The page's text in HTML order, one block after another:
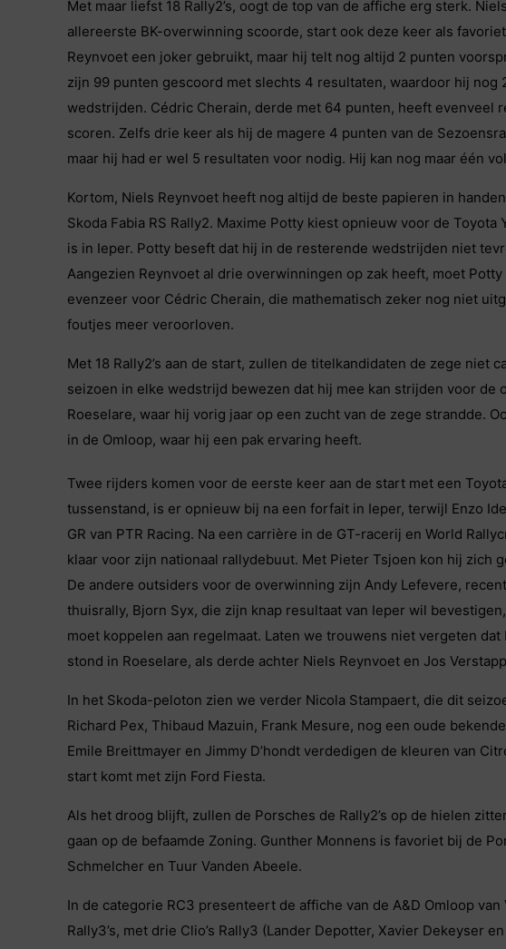
Met maar liefst 18 Rally2’s, oogt de top van de affiche erg sterk.
allereerste BK-overwinning scoorde, start ook deze keer als
Reynvoet een joker gebruikt, maar hij telt nog altijd 2 punten
zijn 99 punten gescoord met slechts 4 resultaten, waardoor hij nog
wedstrijden. Cédric Cherain, derde met 64 punten, heeft evenveel
scoren. Zelfs drie keer als hij de magere 4 punten van de
maar hij had er wel 5 resultaten voor nodig. Hij kan nog maar één
Kortom, Niels Reynvoet heeft nog altijd de beste papieren in
Skoda Fabia RS Rally2. Maxime Potty kiest opnieuw voor de
is in Ieper. Potty beseft dat hij in de resterende wedstrijden niet
Aangezien Reynvoet al drie overwinningen op zak heeft, moet
evenzeer voor Cédric Cherain, die mathematisch zeker nog niet
foutjes meer veroorloven.
Met 18 Rally2’s aan de start, zullen de titelkandidaten de zege niet
seizoen in elke wedstrijd bewezen dat hij mee kan strijden voor de
Roeselare, waar hij vorig jaar op een zucht van de zege strandde.
in de Omloop, waar hij een pak ervaring heeft.
Twee rijders komen voor de eerste keer aan de start met een
tussenstand, is er opnieuw bij na een forfait in Ieper, terwijl Enzo
GR van PTR Racing. Na een carrière in de GT-racerij en World
klaar voor zijn nationaal rallydebuut. Met Pieter Tsjoen kon hij zich
De andere outsiders voor de overwinning zijn Andy Lefevere,
thuisrally, Bjorn Syx, die zijn knap resultaat van Ieper wil
moet koppelen aan regelmaat. Laten we trouwens niet vergeten
stond in Roeselare, als derde achter Niels Reynvoet en Jos
In het Skoda-peloton zien we verder Nicola Stampaert, die dit
Richard Pex, Thibaud Mazuin, Frank Mesure, nog een oude
Emile Breittmayer en Jimmy D’hondt verdedigen de kleuren van
start komt met zijn Ford Fiesta.
Als het droog blijft, zullen de Porsches de Rally2’s op de hielen
gaan op de befaamde Zoning. Gunther Monnens is favoriet bij de
Schmelcher en Tuur Vanden Abeele.
In de categorie RC3 presenteert de affiche van de A&D Omloop
Rally3’s, met drie Clio’s Rally3 (Lander Depotter, Xavier Dekeyser